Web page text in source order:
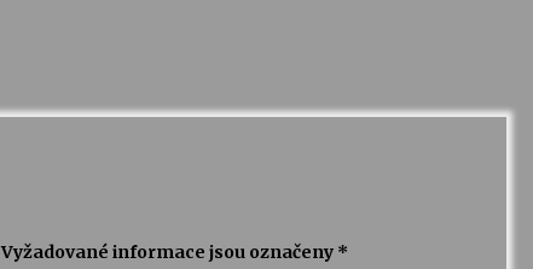
Vyžadované informace jsou označeny *